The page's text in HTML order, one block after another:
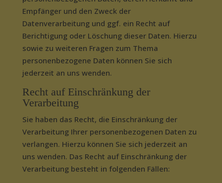
Empfänger und den Zweck der
Datenverarbeitung und ggf. ein Recht auf
Berichtigung oder Löschung dieser Daten. Hierzu
sowie zu weiteren Fragen zum Thema
personenbezogene Daten können Sie sich
jederzeit an uns wenden.
Recht auf Einschränkung der
Verarbeitung
Sie haben das Recht, die Einschränkung der
Verarbeitung Ihrer personenbezogenen Daten zu
verlangen. Hierzu können Sie sich jederzeit an
uns wenden. Das Recht auf Einschränkung der
Verarbeitung besteht in folgenden Fällen: